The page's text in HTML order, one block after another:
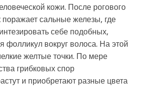
кожи. После рогового
сальные железы, где
себе подобных,
фолликул вокруг волоса. На этой
желтые точки. По мере
грибковых спор
и приобретают разные цвета